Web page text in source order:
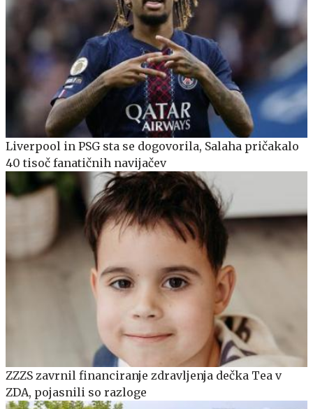
Liverpool in PSG sta se dogovorila, Salaha pričakalo
40 tisoč fanatičnih navijačev
ZZZS zavrnil financiranje zdravljenja dečka Tea v
ZDA, pojasnili so razloge